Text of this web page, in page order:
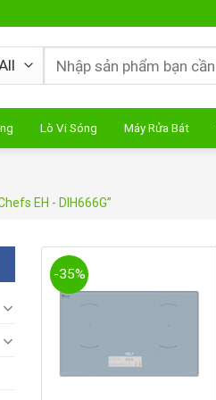
Tìm
kiếm:
Lò Vi Sóng Máy Rửa Bát
EH - DIH666G”
-35%